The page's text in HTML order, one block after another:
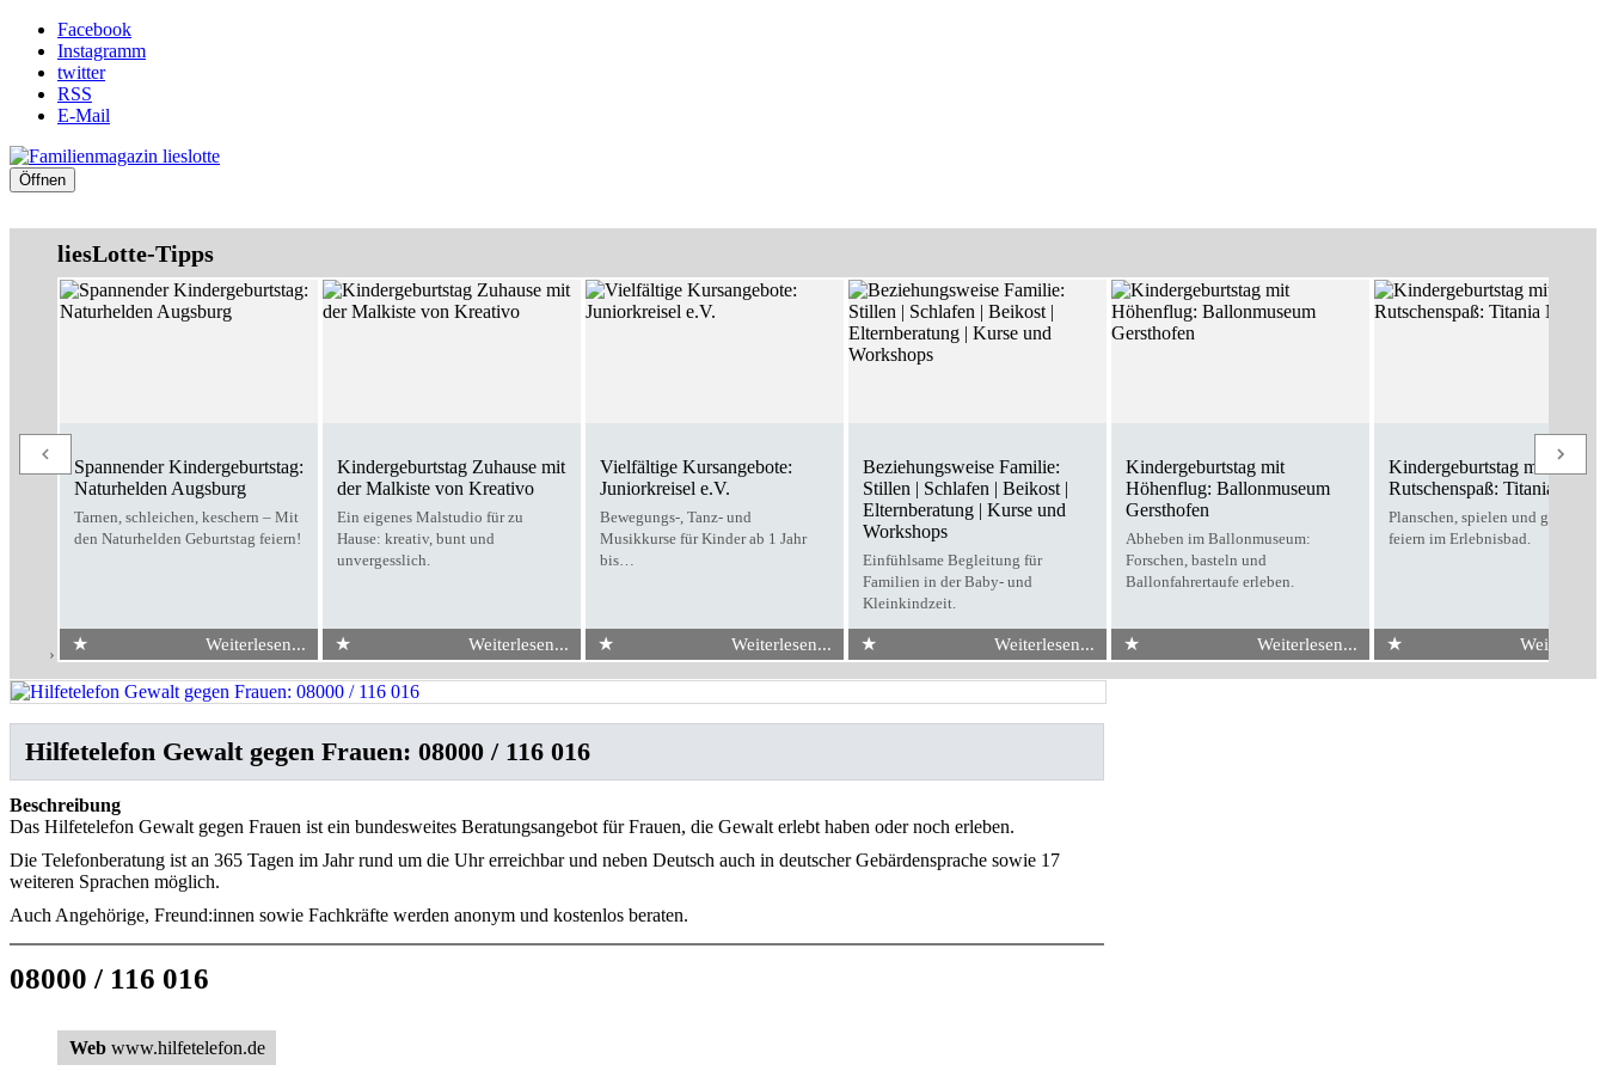
Facebook
Instagramm
twitter
RSS
E-Mail
Öffnen
liesLotte-Tipps
Spannender Kindergeburtstag:
Naturhelden Augsburg
Tarnen, schleichen, keschern – Mit
den Naturhelden Geburtstag feiern!
★ Weiterlesen...
Kindergeburtstag Zuhause mit
der Malkiste von Kreativo
Ein eigenes Malstudio für zu
Hause: kreativ, bunt und
unvergesslich.
★ Weiterlesen...
Vielfältige Kursangebote:
Juniorkreisel e.V.
Bewegungs-, Tanz- und
Musikkurse für Kinder ab 1 Jahr
bis…
★ Weiterlesen...
Beziehungsweise Familie:
Stillen | Schlafen | Beikost |
Elternberatung | Kurse und
Workshops
Einfühlsame Begleitung für
Familien in der Baby- und
Kleinkindzeit.
★ Weiterlesen...
Kindergeburtstag mit
Höhenflug: Ballonmuseum
Gersthofen
Abheben im Ballonmuseum:
Forschen, basteln und
Ballonfahrertaufe erleben.
★ Weiterlesen...
Kindergeburtstag mit
Rutschenspaß: Titania
Planschen, spielen und
feiern im Erlebnisbad.
★
› 08000 / 116 016
Hilfetelefon Gewalt gegen Frauen: 08000 / 116 016
Beschreibung
Das Hilfetelefon Gewalt gegen Frauen ist ein bundesweites Beratungsangebot für Frauen, die Gewalt erlebt haben oder noch erleben.
Die Telefonberatung ist an 365 Tagen im Jahr rund um die Uhr erreichbar und neben Deutsch auch in deutscher Gebärdensprache sowie 17
weiteren Sprachen möglich.
Auch Angehörige, Freund:innen sowie Fachkräfte werden anonym und kostenlos beraten.
08000 / 116 016
Web www.hilfetelefon.de